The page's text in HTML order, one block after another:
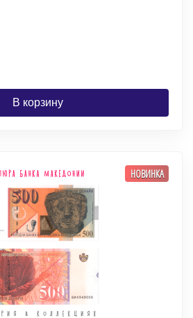
В корзину
НОВИНКА